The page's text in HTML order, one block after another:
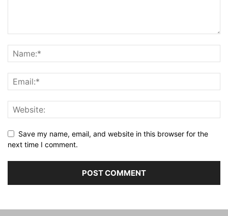
Save my name, email, and website in this browser for the
next time I comment.